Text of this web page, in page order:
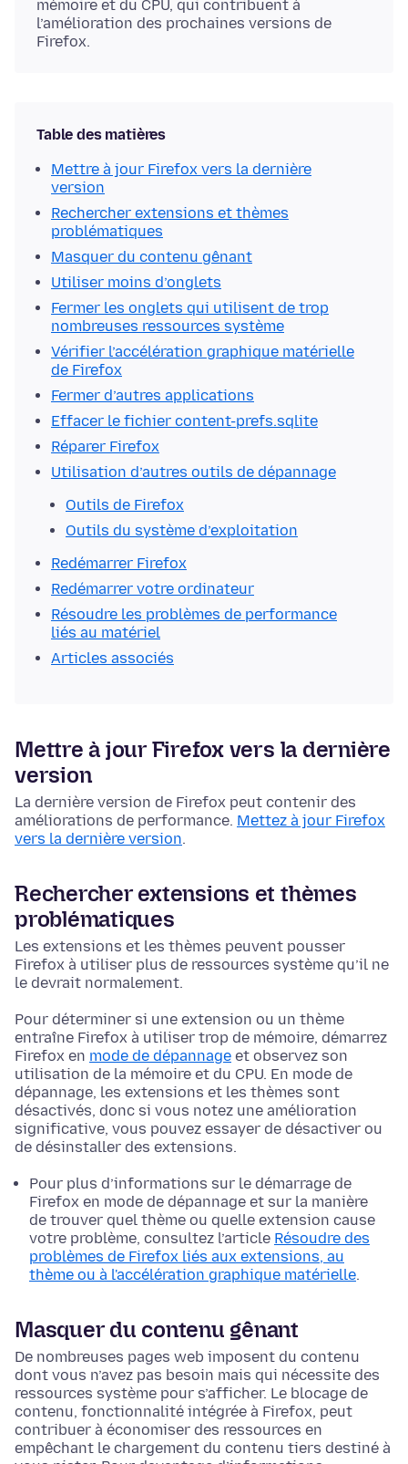
mémoire et du CPU, qui contribuent à
l’amélioration des prochaines versions de
Firefox.
Table des matières
Mettre à jour Firefox vers la dernière
version
Rechercher extensions et thèmes
problématiques
Masquer du contenu gênant
Utiliser moins d’onglets
Fermer les onglets qui utilisent de trop
nombreuses ressources système
Vérifier l’accélération graphique matérielle
de Firefox
Fermer d’autres applications
Effacer le fichier content-prefs.sqlite
Réparer Firefox
Utilisation d’autres outils de dépannage
Outils de Firefox
Outils du système d’exploitation
Redémarrer Firefox
Redémarrer votre ordinateur
Résoudre les problèmes de performance
liés au matériel
Articles associés
Mettre à jour Firefox vers la dernière
version
La dernière version de Firefox peut contenir des
améliorations de performance. Mettez à jour Firefox
vers la dernière version.
Rechercher extensions et thèmes
problématiques
Les extensions et les thèmes peuvent pousser
Firefox à utiliser plus de ressources système qu’il ne
le devrait normalement.
Pour déterminer si une extension ou un thème
entraîne Firefox à utiliser trop de mémoire, démarrez
Firefox en mode de dépannage et observez son
utilisation de la mémoire et du CPU. En mode de
dépannage, les extensions et les thèmes sont
désactivés, donc si vous notez une amélioration
significative, vous pouvez essayer de désactiver ou
de désinstaller des extensions.
Pour plus d’informations sur le démarrage de
Firefox en mode de dépannage et sur la manière
de trouver quel thème ou quelle extension cause
votre problème, consultez l’article Résoudre des
problèmes de Firefox liés aux extensions, au
thème ou à l'accélération graphique matérielle.
Masquer du contenu gênant
De nombreuses pages web imposent du contenu
dont vous n’avez pas besoin mais qui nécessite des
ressources système pour s’afficher. Le blocage de
contenu, fonctionnalité intégrée à Firefox, peut
contribuer à économiser des ressources en
empêchant le chargement du contenu tiers destiné à